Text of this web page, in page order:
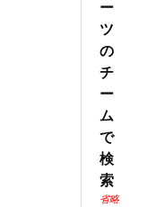
ー
ツ
の
チ
ー
ム
で
検
索
省略